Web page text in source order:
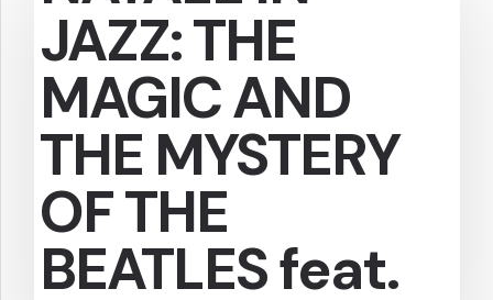
JAZZ: THE
MAGIC AND
THE MYSTERY
OF THE
BEATLES feat.